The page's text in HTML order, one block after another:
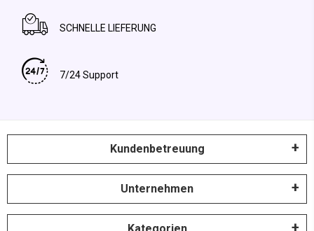
SCHNELLE LIEFERUNG
7/24 Support
Kundenbetreuung
Unternehmen